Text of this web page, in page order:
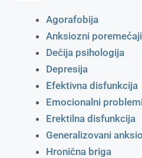
Agorafobija
Anksiozni poremećaji
Dečija psihologija
Depresija
Efektivna disfunkcija
Emocionalni
Erektilna disfunkcija
Generalizovani
Hronična briga